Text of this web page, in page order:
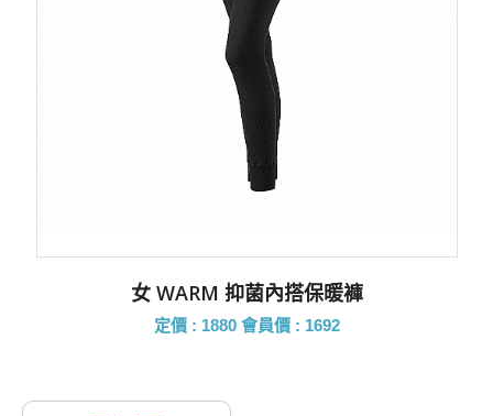
女 WARM 抑菌內搭保暖褲
定價 : 1880 會員價 : 1692